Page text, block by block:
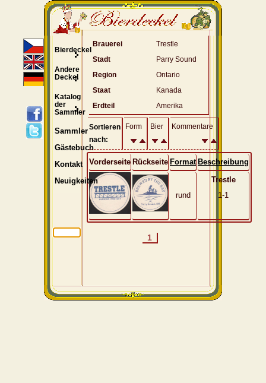
Brauerei
Trestle
Stadt
Parry Sound
Region
Ontario
Staat
Kanada
Erdteil
Amerika
Sortieren
nach:
Form Bier Kommentare
Vorderseite Rückseite Format Beschreibung
rund
Trestle
1-1
1
Bierdeckel
Andere
Deckel
Katalog
der
Sammler
Sammler
Gästebuch
Kontakt
Neuigkeiten